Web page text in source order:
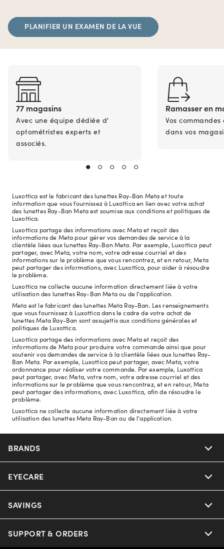
PLANIFIER UN EXAMEN DE LA VUE
77 magasins
Avec une équipe dédiée d'
optométristes experts et
associés.
Ramasser en
Vos
dans vos
Luxottica est le fabricant des lunettes Ray-Ban Meta et toute
information que vous fournissez à Luxottica en lien avec votre achat
des lunettes Ray-Ban Meta est soumise aux conditions et politiques de
Luxottica.
Luxottica partage des informations avec Meta et reçoit des
informations de Meta pour gérer vos demandes de service à la
clientèle liées aux lunettes Ray-Ban Meta. Par exemple, Luxottica peut
partager, avec Meta, votre nom, votre adresse courriel et des
informations sur le problème que vous rencontrez, et en retour, Meta
peut partager des informations, avec Luxottica, pour aider à résoudre
le problème.
Luxottica ne collecte aucune information directement liée à votre
utilisation des lunettes Ray-Ban Meta ou de l'application.
Meta est le fabricant des lunettes Meta Ray-Ban. Les renseignements
que vous fournissez à Luxottica dans le cadre de votre achat de
lunettes Meta Ray-Ban sont assujettis aux conditions générales et
politiques de Luxottica.
Luxottica partage des informations avec Meta et reçoit des
informations de Meta pour produire votre commande ainsi que pour
soutenir vos demandes de service à la clientèle liées aux lunettes Ray-
Ban Meta. Par exemple, Luxottica peut partager, avec Meta, votre
ordonnance pour réaliser votre commande. Par exemple, Luxottica
peut partager, avec Meta, votre nom, votre adresse courriel et des
informations sur le problème que vous rencontrez, et en retour, Meta
peut partager des informations, avec Luxottica, afin de résoudre le
problème.
Luxottica ne collecte aucune information directement liée à votre
utilisation des lunettes Meta Ray-Ban ou de l'application.
BRANDS
Nuance Audio
Ray-Ban
EYECARE
Our Eyeglasses
Our Sunglasses
SAVINGS
Offers & Discount
SUPPORT & ORDERS